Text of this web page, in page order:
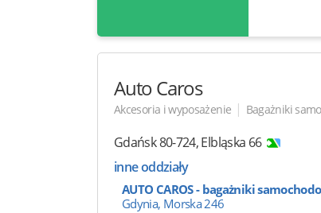
Auto Caros
Akcesoria i wyposażenie | Bagażniki
Gdańsk80-724,Elbląska 66
inne oddziały
AUTO CAROS - bagażniki
Gdynia, Morska 246